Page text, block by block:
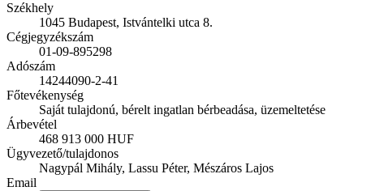
Székhely
1045 Budapest, Istvántelki utca 8.
Cégjegyzékszám
01-09-895298
Adószám
14244090-2-41
Főtevékenység
Saját tulajdonú, bérelt ingatlan bérbeadása, üzemeltetése
Árbevétel
468 913 000 HUF
Ügyvezető/tulajdonos
Nagypál Mihály, Lassu Péter, Mészáros Lajos
Email